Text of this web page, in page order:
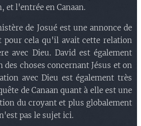
et l'entrée en Canaan.
de Josué est une annonce de
pour cela qu'il avait cette relation
avec Dieu. David est également
des choses concernant Jésus et on
avec Dieu est également très
de Canaan quant à elle est une
du croyant et plus globalement
pas le sujet ici.